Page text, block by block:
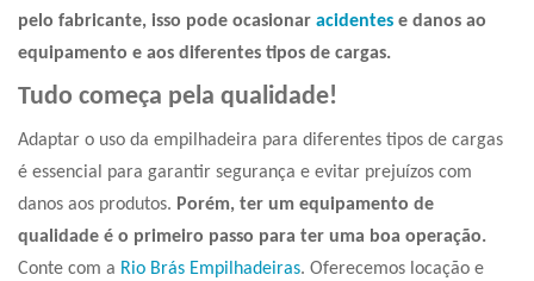
pelo fabricante, isso pode ocasionar acidentes e danos ao
equipamento e aos diferentes tipos de cargas.
Tudo começa pela qualidade!
Adaptar o uso da empilhadeira para diferentes tipos de cargas
é essencial para garantir segurança e evitar prejuízos com
danos aos produtos. Porém, ter um equipamento de
qualidade é o primeiro passo para ter uma boa operação.
Conte com a Rio Brás Empilhadeiras. Oferecemos locação e